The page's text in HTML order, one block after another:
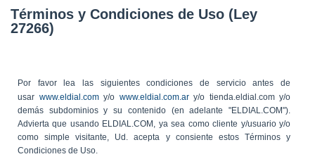
Términos y Condiciones de Uso (Ley
27266)
Por favor lea las siguientes condiciones de servicio antes de
usar www.eldial.com y/o www.eldial.com.ar y/o tienda.eldial.com y/o
demás subdominios y su contenido (en adelante "ELDIAL.COM").
Advierta que usando ELDIAL.COM, ya sea como cliente y/usuario y/o
como simple visitante, Ud. acepta y consiente estos Términos y
Condiciones de Uso.